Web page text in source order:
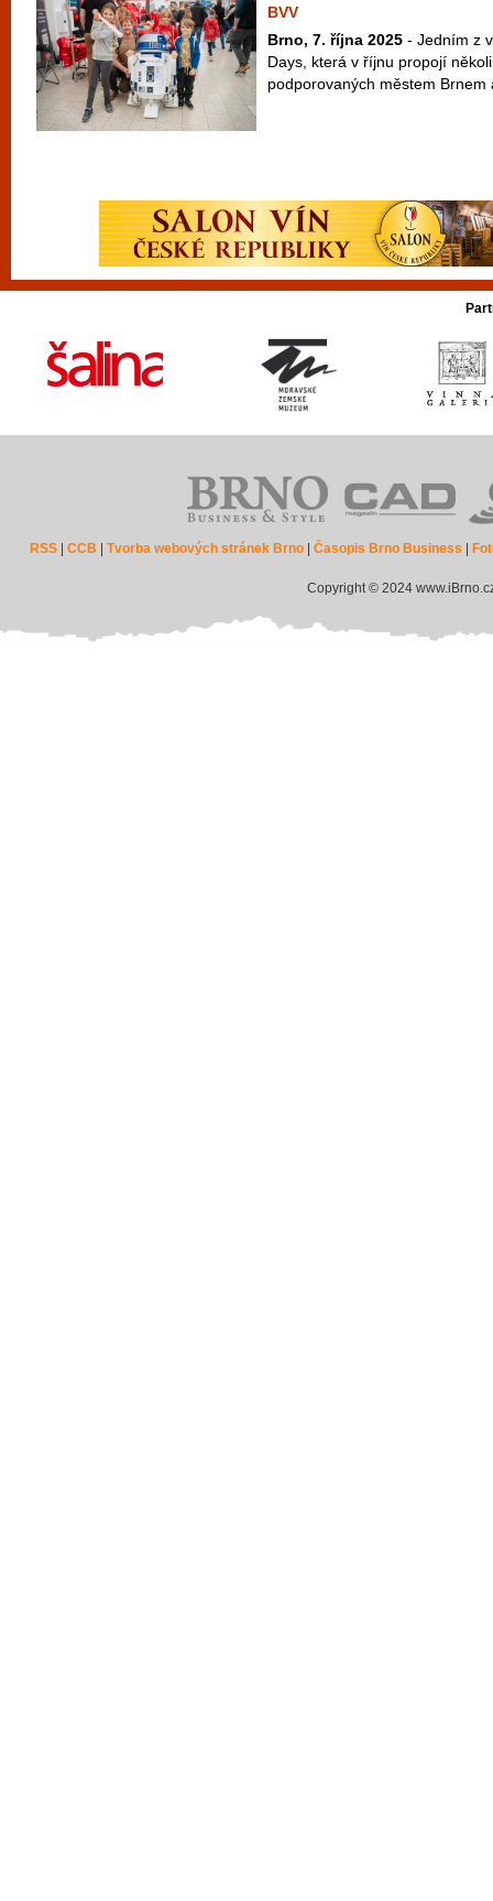
BVV
Brno, 7. října 2025 - Jedním z
Days, která v říjnu propojí
podporovaných městem Brnem
RSS |CCB |Tvorba webových stránek Brno |Časopis Brno Business
Copyright © 2024